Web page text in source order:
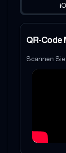
QR-Code
Scannen